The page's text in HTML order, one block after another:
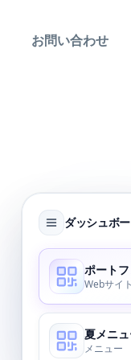
お問い合わせ
ダッシュボ
ポート
Webサイ
夏メニ
メニュー